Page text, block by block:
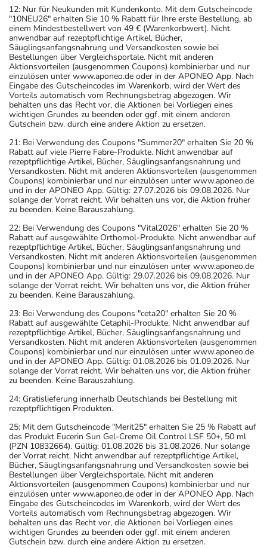
12: Nur für Neukunden mit Kundenkonto. Mit dem Gutscheincode
"10NEU26" erhalten Sie 10 % Rabatt für Ihre erste Bestellung, ab
einem Mindestbestellwert von 49 € (Warenkorbwert). Nicht
anwendbar auf rezeptpflichtige Artikel, Bücher,
Säuglingsanfangsnahrung und Versandkosten sowie bei
Bestellungen über Vergleichsportale. Nicht mit anderen
Aktionsvorteilen (ausgenommen Coupons) kombinierbar und nur
einzulösen unter www.aponeo.de oder in der APONEO App. Nach
Eingabe des Gutscheincodes im Warenkorb, wird der Wert des
Vorteils automatisch vom Rechnungsbetrag abgezogen. Wir
behalten uns das Recht vor, die Aktionen bei Vorliegen eines
wichtigen Grundes zu beenden oder ggf. mit einem anderen
Gutschein bzw. durch eine andere Aktion zu ersetzen.
21: Bei Verwendung des Coupons "Summer20" erhalten Sie 20 %
Rabatt auf viele Pierre Fabre-Produkte. Nicht anwendbar auf
rezeptpflichtige Artikel, Bücher, Säuglingsanfangsnahrung und
Versandkosten. Nicht mit anderen Aktionsvorteilen (ausgenommen
Coupons) kombinierbar und nur einzulösen unter www.aponeo.de
und in der APONEO App. Gültig: 27.07.2026 bis 09.08.2026. Nur
solange der Vorrat reicht. Wir behalten uns vor, die Aktion früher
zu beenden. Keine Barauszahlung.
22: Bei Verwendung des Coupons "Vital2026" erhalten Sie 20 %
Rabatt auf ausgewählte Orthomol-Produkte. Nicht anwendbar auf
rezeptpflichtige Artikel, Bücher, Säuglingsanfangsnahrung und
Versandkosten. Nicht mit anderen Aktionsvorteilen (ausgenommen
Coupons) kombinierbar und nur einzulösen unter www.aponeo.de
und in der APONEO App. Gültig: 29.07.2026 bis 09.08.2026. Nur
solange der Vorrat reicht. Wir behalten uns vor, die Aktion früher
zu beenden. Keine Barauszahlung.
23: Bei Verwendung des Coupons "ceta20" erhalten Sie 20 %
Rabatt auf ausgewählte Cetaphil-Produkte. Nicht anwendbar auf
rezeptpflichtige Artikel, Bücher, Säuglingsanfangsnahrung und
Versandkosten. Nicht mit anderen Aktionsvorteilen (ausgenommen
Coupons) kombinierbar und nur einzulösen unter www.aponeo.de
und in der APONEO App. Gültig: 01.08.2026 bis 01.09.2026. Nur
solange der Vorrat reicht. Wir behalten uns vor, die Aktion früher
zu beenden. Keine Barauszahlung.
24: Gratislieferung innerhalb Deutschlands bei Bestellung mit
rezeptpflichtigen Produkten.
25: Mit dem Gutscheincode "Merit25" erhalten Sie 25 % Rabatt auf
das Produkt Eucerin Sun Gel-Creme Oil Control LSF 50+, 50 ml
(PZN 10832664). Gültig: 01.08.2026 bis 31.08.2026. Nur solange
der Vorrat reicht. Nicht anwendbar auf rezeptpflichtige Artikel,
Bücher, Säuglingsanfangsnahrung und Versandkosten sowie bei
Bestellungen über Vergleichsportale. Nicht mit anderen
Aktionsvorteilen (ausgenommen Coupons) kombinierbar und nur
einzulösen unter www.aponeo.de oder in der APONEO App. Nach
Eingabe des Gutscheincodes im Warenkorb, wird der Wert des
Vorteils automatisch vom Rechnungsbetrag abgezogen. Wir
behalten uns das Recht vor, die Aktionen bei Vorliegen eines
wichtigen Grundes zu beenden oder ggf. mit einem anderen
Gutschein bzw. durch eine andere Aktion zu ersetzen.